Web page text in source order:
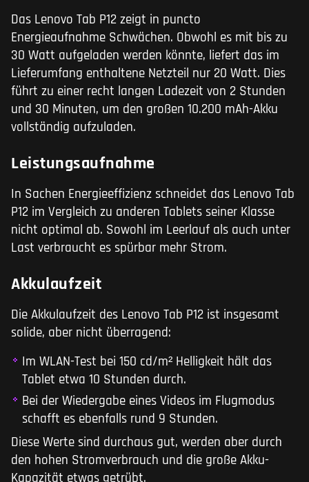
Das Lenovo Tab P12 zeigt in puncto
Energieaufnahme Schwächen. Obwohl es mit bis zu
30 Watt aufgeladen werden könnte, liefert das im
Lieferumfang enthaltene Netzteil nur 20 Watt. Dies
führt zu einer recht langen Ladezeit von 2 Stunden
und 30 Minuten, um den großen 10.200 mAh-Akku
vollständig aufzuladen.
Leistungsaufnahme
In Sachen Energieeffizienz schneidet das Lenovo Tab
P12 im Vergleich zu anderen Tablets seiner Klasse
nicht optimal ab. Sowohl im Leerlauf als auch unter
Last verbraucht es spürbar mehr Strom.
Akkulaufzeit
Die Akkulaufzeit des Lenovo Tab P12 ist insgesamt
solide, aber nicht überragend:
Im WLAN-Test bei 150 cd/m² Helligkeit hält das
Tablet etwa 10 Stunden durch.
Bei der Wiedergabe eines Videos im Flugmodus
schafft es ebenfalls rund 9 Stunden.
Diese Werte sind durchaus gut, werden aber durch
den hohen Stromverbrauch und die große Akku-
Kapazität etwas getrübt.